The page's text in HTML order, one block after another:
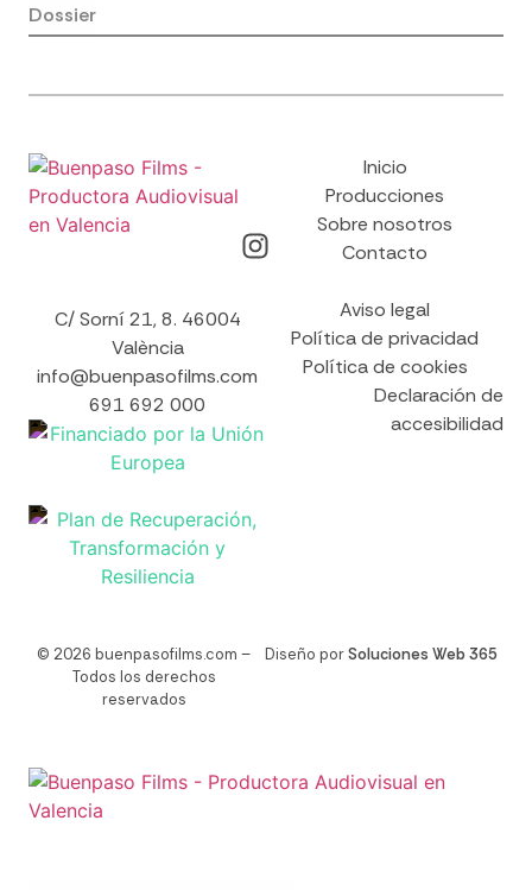
Dossier
C/ Sorní 21, 8. 46004
València
info@buenpasofilms.com
691 692 000
Inicio
Producciones
Sobre nosotros
Contacto
Aviso legal
Política de privacidad
Política de cookies
Declaración de
accesibilidad
© 2026 buenpasofilms.com –
Todos los derechos
reservados
Diseño porSoluciones Web 365